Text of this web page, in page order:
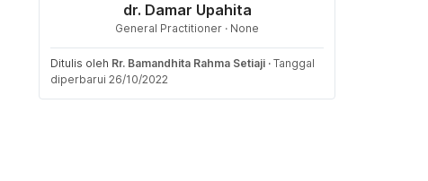
dr. Damar Upahita
General Practitioner · None
Ditulis oleh Rr. Bamandhita Rahma Setiaji · Tanggal
diperbarui 26/10/2022